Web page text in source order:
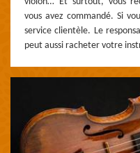
vous avez commandé. Si
service clientèle. Le
peut aussi racheter votre